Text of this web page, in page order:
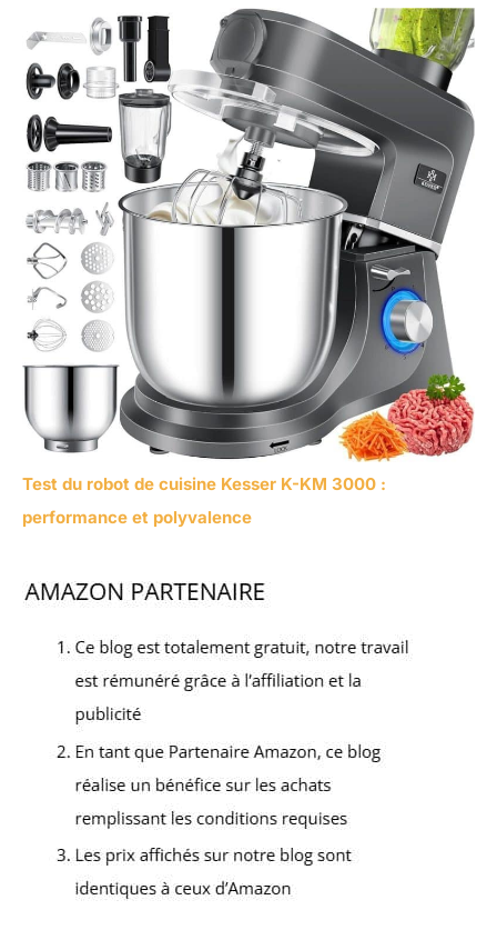
Test du robot de cuisine Kesser K-KM 3000 :
performance et polyvalence